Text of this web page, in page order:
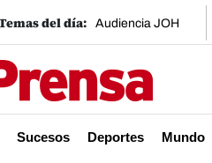
Audiencia JOH
Sucesos Deportes Mundo